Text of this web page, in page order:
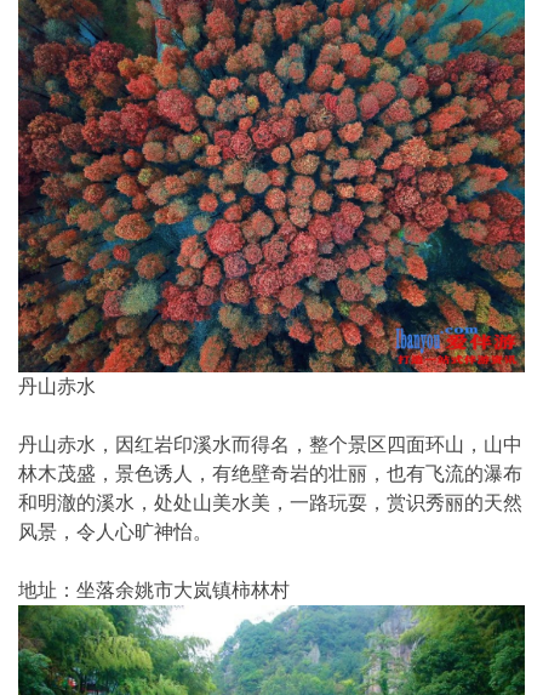
丹山赤水
丹山赤水，因红岩印溪水而得名，整个景区四面环山，山中
林木茂盛，景色诱人，有绝壁奇岩的壮丽，也有飞流的瀑布
和明澈的溪水，处处山美水美，一路玩耍，赏识秀丽的天然
风景，令人心旷神怡。
地址：坐落余姚市大岚镇柿林村